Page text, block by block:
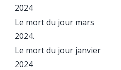
2024
Le mort du jour mars
2024.
Le mort du jour janvier
2024